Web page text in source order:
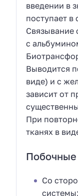
введении в
поступает
Связывание
с
Выводится
виде) и с
зависит от
При
тканях в
Побочные
Со